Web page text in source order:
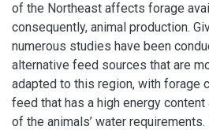
of the Northeast affects forage
consequently, animal production.
numerous studies have been
alternative feed sources that are
adapted to this region, with forage
feed that has a high energy
of the animals’ water